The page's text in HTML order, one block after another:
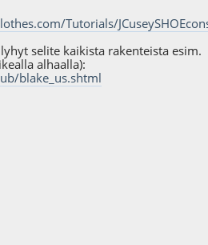
Tutorials/
selite kaikista rakenteista esim.
alhaalla):
blake_us.shtml